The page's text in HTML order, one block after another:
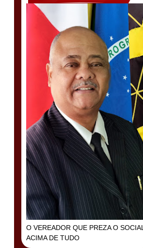
O VEREADOR QUE PREZA O SOCIAL
ACIMA DE TUDO